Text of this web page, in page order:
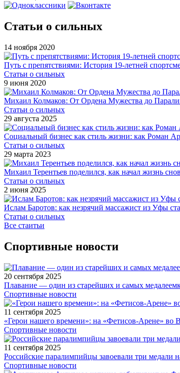
Статьи о сильных
14 ноября 2020
Путь с препятствиями: История 19-летней
Статьи о сильных
9 июня 2020
Михаил Колмаков: От Ордена Мужества до
Статьи о сильных
29 августа 2025
Социальный бизнес как стиль жизни: как Роман
Статьи о сильных
29 марта 2023
Михаил Терентьев поделился, как начал жизнь
Статьи о сильных
2 июня 2025
Ислам Баротов: как незрячий массажист из Уфы
Статьи о сильных
Все стаитьи
Спортивные новости
20 сентября 2025
Плавание — один из старейших и самых
Спортивные новости
11 сентября 2025
«Герои нашего времени»: на «Фетисов-Арене» во
Спортивные новости
11 сентября 2025
Российские паралимпийцы завоевали три медали
Спортивные новости